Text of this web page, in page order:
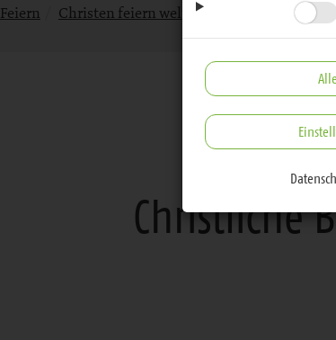
Feiern Christen feiern weltweit gemeinsam
Christen
Christliche